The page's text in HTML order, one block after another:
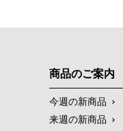
商品のご案内
今週の新商品
来週の新商品